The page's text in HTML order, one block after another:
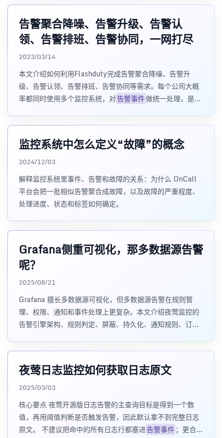
告警聚合降噪、告警升级、告警认
领、告警排班、告警协同，一网打尽
2023/03/14
本文介绍如何利用Flashduty完成告警聚合降噪、告警升
级、告警认领、告警排班、告警协同等需求。每个公司大概
率都同时使用多个监控系统，对告警事件做统一处理，是一
监控系统中怎么定义“故障”的概念
2024/12/03
解释监控系统里事件、告警和故障的关系：为什么 OnCall
平台会把一批相似告警聚合成故障，以及故障的严重程度、
处理进度、状态和标签如何确定。
Grafana侧重可视化，那多数据源告警
呢？
2025/08/21
Grafana 擅长多数据源可视化，但多数据源告警在规则管
理、权限、通知和事件处理上更复杂。本文介绍夜莺监控的
告警引擎架构、规则判定、屏蔽、持久化、通知规则、订阅
夜莺日志监控如何获取日志原文
2025/03/03
核心要点 夜莺开源版日志告警的主查询目标是得到一个数
值，再用阈值判断是否触发告警，因此默认拿不到完整日志
原文。 不建议把命中的所有日志行都塞进告警事件；更合理